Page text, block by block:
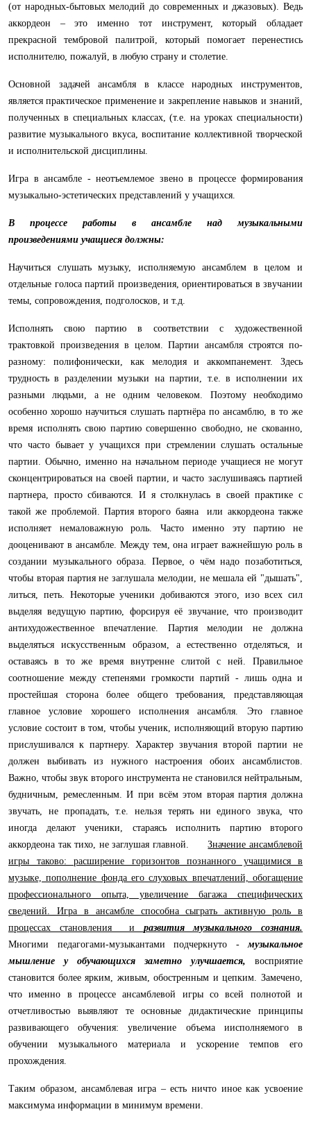
(от народных-бытовых мелодий до современных и джазовых). Ведь
аккордеон – это именно тот инструмент, который обладает
прекрасной тембровой палитрой, который помогает перенестись
исполнителю, пожалуй, в любую страну и столетие.
Основной задачей ансамбля в классе народных инструментов,
является практическое применение и закрепление навыков и знаний,
по­лученных в специальных классах, (т.е. на уроках специальности)
развитие музыкального вкуса, воспитание коллективной творческой
и исполнительской дисциплины.
Игра в ансамбле - неотъемлемое звено в процессе формирования
музыкально-эстетических представлений у учащихся.
В процессе работы в ансамбле над музыкальными
произведениями учащиеся должны:
Научиться слушать музыку, исполняемую ансамблем в целом и
отдельные голоса партий произведения, ориентироваться в звучании
темы, сопровождения, подголосков, и т.д.
Исполнять свою партию в соответствии с художественной
трактовкой произведения в целом. Партии ансамбля строятся по-
разному: полифонически, как мелодия и аккомпанемент. Здесь
трудность в разделении музыки на партии, т.е. в исполнении их
разными людьми, а не одним человеком. Поэтому необходимо
особенно хорошо научиться слушать партнёра по ансамблю, в то же
время исполнять свою партию совершенно свободно, не скованно,
что часто бывает у учащихся при стремлении слушать остальные
партии. Обычно, именно на начальном периоде учащиеся не могут
сконцентрироваться на своей партии, и часто заслушиваясь партией
партнера, просто сбиваются. И я столкнулась в своей практике с
такой же проблемой. Партия второго баяна или аккордеона также
исполняет немаловажную роль. Часто именно эту партию не
дооценивают в ансамбле. Meжду тем, она играет важнейшую роль в
создании музыкального образа. Первое, о чём надо позаботиться,
чтобы вторая партия не заглушала ме­лодии, не мешала ей "дышать",
литься, петь. Некоторые ученики добиваются этого, изо всех сил
выделяя ведущую партию, форсируя её звучание, что производит
антихудожественное впечатление. Партия мелодии не должна
выделяться искусственным образом, а естественно отделяться, и
оставаясь в то же время внутренне слитой с ней. Правильное
соотношение между степенями громкости партий - лишь одна и
простейшая сторона более общего требования, представляющая
главное условие хорошего ис­полнения ансамбля. Это главное
условие состоит в том, чтобы ученик, исполняющий вторую партию
прислушивался к партнеру. Характер звучания второй партии не
должен выбивать из нуж­ного настроения обоих ансамблистов.
Важно, чтобы звук второго инструмента не ста­новился нейтральным,
будничным, ремесленным. И при всём этом вторая партия должна
звучать, не пропадать, т.е. нельзя терять ни единого звука, что
иногда делают ученики, стараясь исполнить партию второго
аккордеона так тихо, не заглушая главной.Значение ансамблевой
игры таково: расширение горизонтов познанного учащимися в
музыке, пополнение фонда его слуховых впечатлений, обогащение
профессионального опыта, увеличение багажа специфических
сведений. Игра в ансамбле способна сыграть активную роль в
процессах становления и развития музыкального сознания.
Многими педагогами-музыкантами подчеркнуто -музыкальное
мышление у обучающихся заметно улучшается, восприятие
становится более ярким, живым, обостренным и цепким. Замечено,
что именно в процессе ансамблевой игры со всей полнотой и
отчетливостью выявляют те основные дидактические принципы
развивающего обучения: увеличение объема иисполняемого в
обучении музыкального материала и ускорение темпов его
прохождения.
Таким образом, ансамблевая игра – есть ничто иное как усвоение
максимума информации в минимум времени.